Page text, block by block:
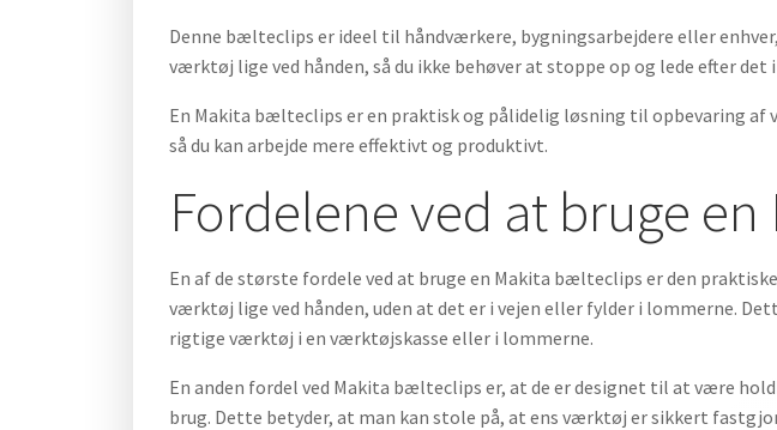
Denne bælteclips er ideel til håndværkere, bygningsarbejdere eller
værktøj lige ved hånden, så du ikke behøver at stoppe op og lede efter det
En Makita bælteclips er en praktisk og pålidelig løsning til opbevaring
så du kan arbejde mere effektivt og produktivt.
Fordelene ved at bruge
En af de største fordele ved at bruge en Makita bælteclips er den
værktøj lige ved hånden, uden at det er i vejen eller fylder i lommerne.
rigtige værktøj i en værktøjskasse eller i lommerne.
En anden fordel ved Makita bælteclips er, at de er designet til at være
brug. Dette betyder, at man kan stole på, at ens værktøj er sikkert